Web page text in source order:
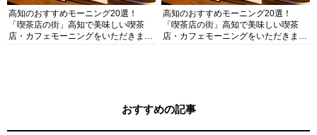
高知のおすすめモーニング20選！
「喫茶店の街」高知で美味しい喫茶
店・カフェモーニングをいただきま
高知のおすすめモーニング20選！
「喫茶店の街」高知で美味しい喫茶
店・カフェモーニングをいただきま
おすすめの記事